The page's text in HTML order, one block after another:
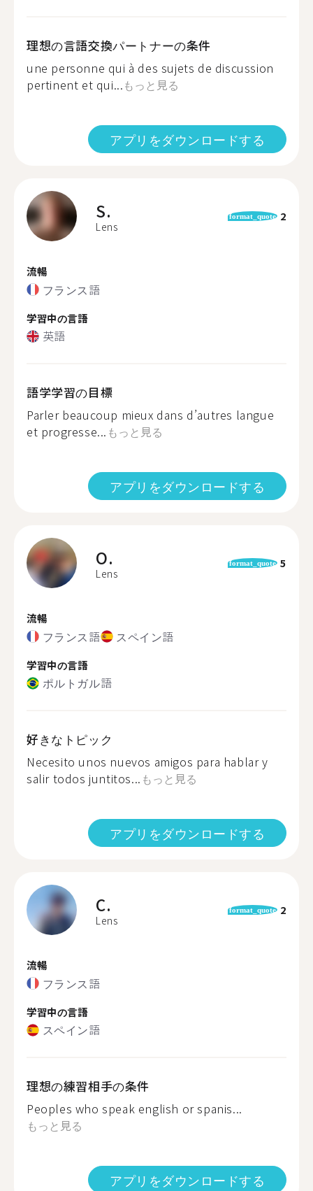
理想の言語交換パートナーの条件
une personne qui à des sujets de discussion
pertinent et qui...もっと見る
アプリをダウンロードする
S.
Lens
format_quote 2
流暢
フランス語
学習中の言語
英語
語学学習の目標
Parler beaucoup mieux dans d’autres langue
et progresse... もっと見る
アプリをダウンロードする
O.
Lens
format_quote 5
流暢
フランス語 スペイン語
学習中の言語
ポルトガル語
好きなトピック
Necesito unos nuevos amigos para hablar y
salir todos juntitos... もっと見る
アプリをダウンロードする
C.
Lens
format_quote 2
流暢
フランス語
学習中の言語
スペイン語
理想の練習相手の条件
Peoples who speak english or spanis...
もっと見る
アプリをダウンロードする